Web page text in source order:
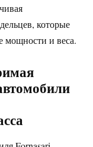
которые
мощности и веса.